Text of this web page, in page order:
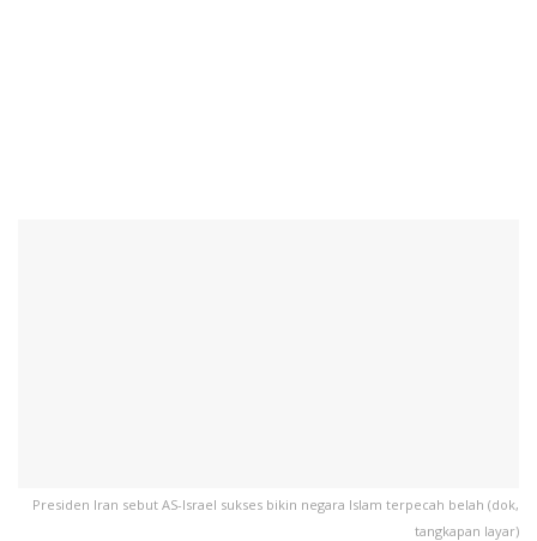
Presiden Iran sebut AS-Israel sukses bikin negara Islam terpecah belah (dok,
tangkapan layar)